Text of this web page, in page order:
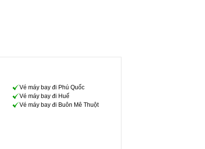
Vé máy bay đi Phú Quốc
Vé máy bay đi Huế
Vé máy bay đi Buôn Mê Thuột